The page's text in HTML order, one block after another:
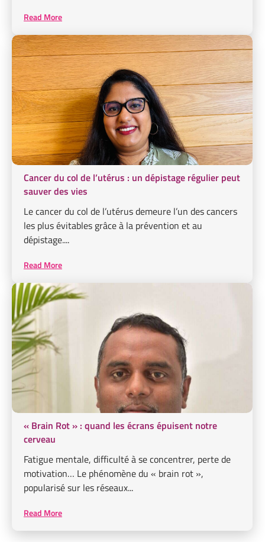
Read More
Cancer du col de l’utérus : un dépistage régulier peut
sauver des vies
Le cancer du col de l’utérus demeure l’un des cancers
les plus évitables grâce à la prévention et au
dépistage....
Read More
« Brain Rot » : quand les écrans épuisent notre
cerveau
Fatigue mentale, difficulté à se concentrer, perte de
motivation… Le phénomène du « brain rot »,
popularisé sur les réseaux...
Read More